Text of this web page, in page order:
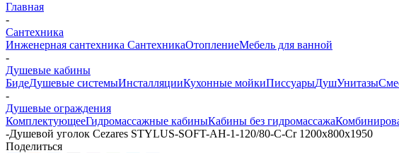
Главная
-
Сантехника
Инженерная сантехника СантехникаОтоплениеМебель для ванной
-
Душевые кабины
БидеДушевые системыИнсталляцииКухонные мойкиПиссуарыДушУнитазы
-
Душевые ограждения
КомплектующееГидромассажные кабиныКабины без гидромассажа
-Душевой уголок Cezares STYLUS-SOFT-AH-1-120/80-C-Cr 1200х800х1950
Поделиться